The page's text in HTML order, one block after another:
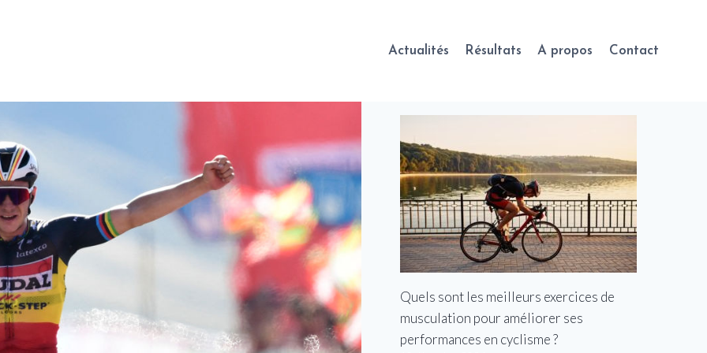
Actualités Résultats A propos Contact
Quels sont les meilleurs exercices de
musculation pour améliorer ses
performances en cyclisme ?